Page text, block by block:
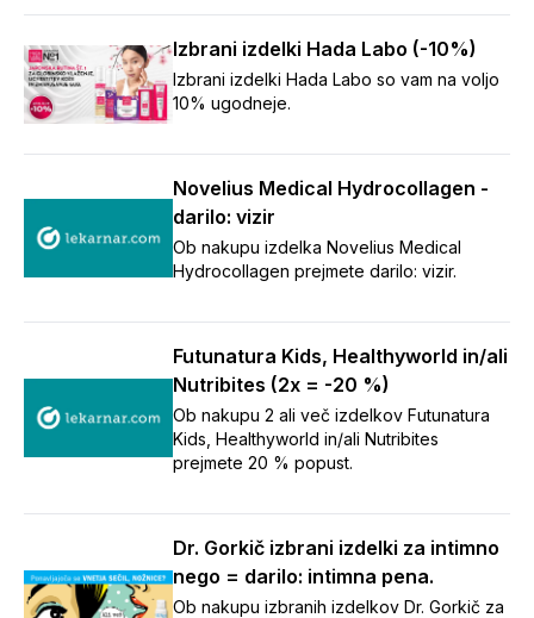
Izbrani izdelki Hada Labo (-10%)
Izbrani izdelki Hada Labo so vam na voljo
10% ugodneje.
Novelius Medical Hydrocollagen -
darilo: vizir
Ob nakupu izdelka Novelius Medical
Hydrocollagen prejmete darilo: vizir.
Futunatura Kids, Healthyworld in/ali
Nutribites (2x = -20 %)
Ob nakupu 2 ali več izdelkov Futunatura
Kids, Healthyworld in/ali Nutribites
prejmete 20 % popust.
Dr. Gorkič izbrani izdelki za intimno
nego = darilo: intimna pena.
Ob nakupu izbranih izdelkov Dr. Gorkič za